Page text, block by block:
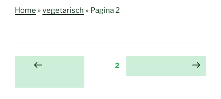
Home » vegetarisch » Pagina 2
Berichten
Vorige
Pagina2 Volgende pagina